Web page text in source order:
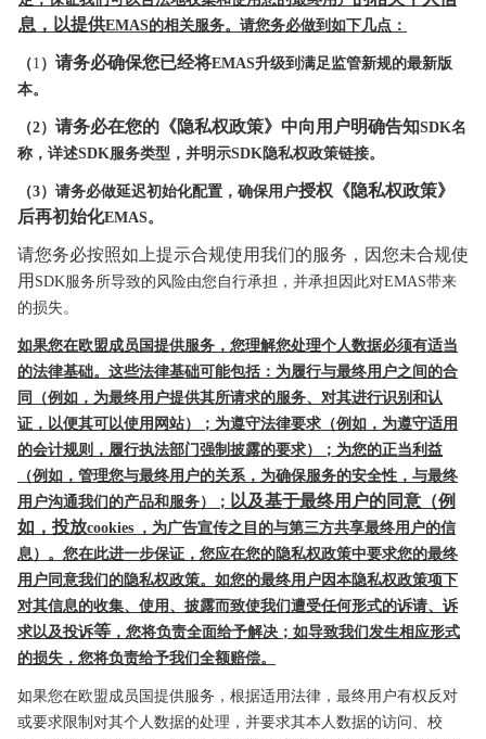
息，以提供EMAS的相关服务。请您务必做到如下几点：
（1 ） 请务必确保您已经将EMAS升级到满足监管新规的最新版
本。
（2） 请务必在您的《隐私权政策》中向用户明确告知SDK名
称，详述SDK服务类型，并明示SDK隐私权政策链接。
（3） 请务必做延迟初始化配置，确保用户授权《隐私权政策》
后再初始化EMAS。
请您务必按照如上提示合规使用我们的服务，因您未合规使
用 SDK服务所导致的风险由您自行承担，并承担因此对EMAS带来
的损失。
如果您在欧盟成员国提供服务，您理解您处理个人数据必须有适当
的法律基础。这些法律基础可能包括：为履行与最终用户之间的合
同（例如 ，为最终用户提供其所请求的服务、对其进行识别和认
证，以便其可以使用网站）； 为遵守法律要求（例如，为遵守适用
的会计规则，履行执法部门强制披露的要求）；为您的正当利益
（例如，管理您与最终用户的关系，为确保服务的安全性，与最终
用户沟通我们的产品和服务）； 以及基于最终用户的同意（例
如，投放cookies ，为广告宣传之目的与第三方共享最终用户的信
息）。您在此进一步保证，您应在您的隐私权政策中要求您的最终
用户同意我们的隐私权政策。如您的最终用户因本隐私权政策项下
对其信息的收集、使用、披露而致使我们遭受任何形式的诉请、诉
求以及投诉等 ，您将负责全面给予解决；如导致我们发生相应形式
的损失，您将负责给予我们全额赔偿。
如果您在欧盟成员国提供服务，根据适用法律，最终用户有权反对
或要求限制对其个人数据的处理，并要求其本人数据的访问、校